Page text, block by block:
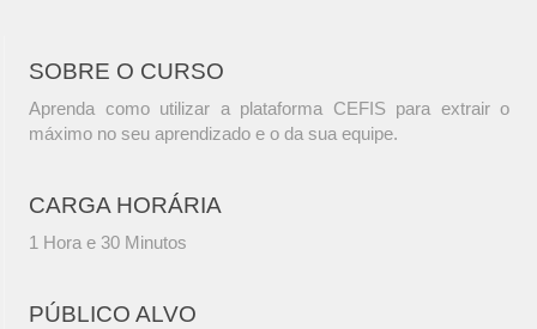
SOBRE O CURSO
Aprenda como utilizar a plataforma CEFIS para extrair o
máximo no seu aprendizado e o da sua equipe.
CARGA HORÁRIA
1 Hora e 30 Minutos
PÚBLICO ALVO